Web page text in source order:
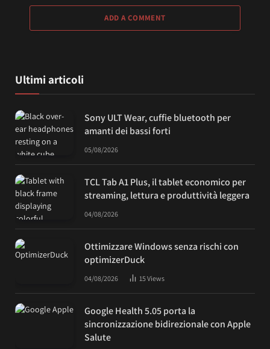
ADD A COMMENT
Ultimi articoli
Sony ULT Wear, cuffie bluetooth per
amanti dei bassi forti
05/08/2026
TCL Tab A1 Plus, il tablet economico per
streaming, lettura e produttività leggera
04/08/2026
Ottimizzare Windows senza rischi con
optimizerDuck
04/08/2026 15Views
Google Health 5.05 porta la
sincronizzazione bidirezionale con Apple
Salute